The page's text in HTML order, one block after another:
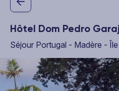
Hôtel Dom Pedro
Séjour Portugal - Madère -
This carousel shows one large